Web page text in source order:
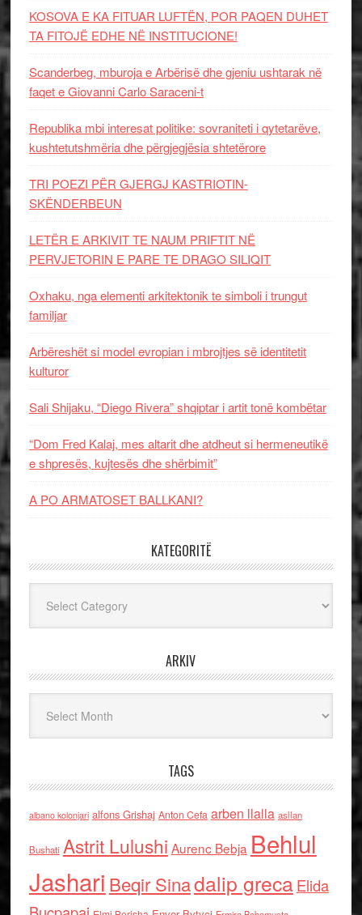
KOSOVA E KA FITUAR LUFTËN, POR PAQEN DUHET
TA FITOJË EDHE NË INSTITUCIONE!
Scanderbeg, mburoja e Arbërisë dhe gjeniu ushtarak në
faqet e Giovanni Carlo Saraceni-t
Republika mbi interesat politike: sovraniteti i qytetarëve,
kushtetutshmëria dhe përgjegjësia shtetërore
TRI POEZI PËR GJERGJ KASTRIOTIN-
SKËNDERBEUN
LETËR E ARKIVIT TE NAUM PRIFTIT NË
PERVJETORIN E PARE TE DRAGO SILIQIT
Oxhaku, nga elementi arkitektonik te simboli i trungut
familjar
Arbëreshët si model evropian i mbrojtjes së identitetit
kulturor
Sali Shijaku, “Diego Rivera” shqiptar i artit tonë kombëtar
“Dom Fred Kalaj, mes altarit dhe atdheut si hermeneutikë
e shpresës, kujtesës dhe shërbimit”
A PO ARMATOSET BALLKANI?
KATEGORITË
ARKIV
TAGS
albano kolonjari alfons Grishaj Anton Cefa arben llalla asllan
Bushati Astrit Lulushi Aurenc Bebja Behlul
Jashari Beqir Sinadalip grecaElida